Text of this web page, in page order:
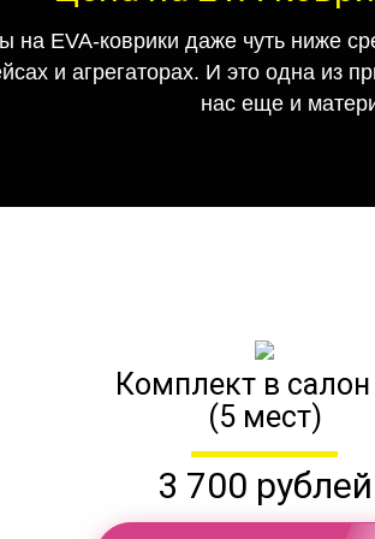
на EVA-коврики даже чуть ниже
и агрегаторах. И это одна из
нас еще и
Комплект в салон
(5 мест)
3 700 рублей